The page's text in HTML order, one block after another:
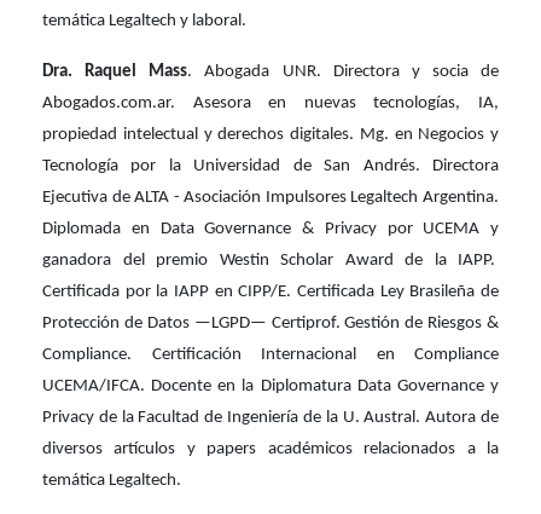
temática Legaltech y laboral.
Dra. Raquel Mass. Abogada UNR. Directora y socia de
Abogados.com.ar. Asesora en nuevas tecnologías, IA,
propiedad intelectual y derechos digitales. Mg. en Negocios y
Tecnología por la Universidad de San Andrés. Directora
Ejecutiva de ALTA - Asociación Impulsores Legaltech Argentina.
Diplomada en Data Governance & Privacy por UCEMA y
ganadora del premio Westin Scholar Award de la IAPP.
Certificada por la IAPP en CIPP/E. Certificada Ley Brasileña de
Protección de Datos —LGPD— Certiprof. Gestión de Riesgos &
Compliance. Certificación Internacional en Compliance
UCEMA/IFCA. Docente en la Diplomatura Data Governance y
Privacy de la Facultad de Ingeniería de la U. Austral. Autora de
diversos artículos y papers académicos relacionados a la
temática Legaltech.